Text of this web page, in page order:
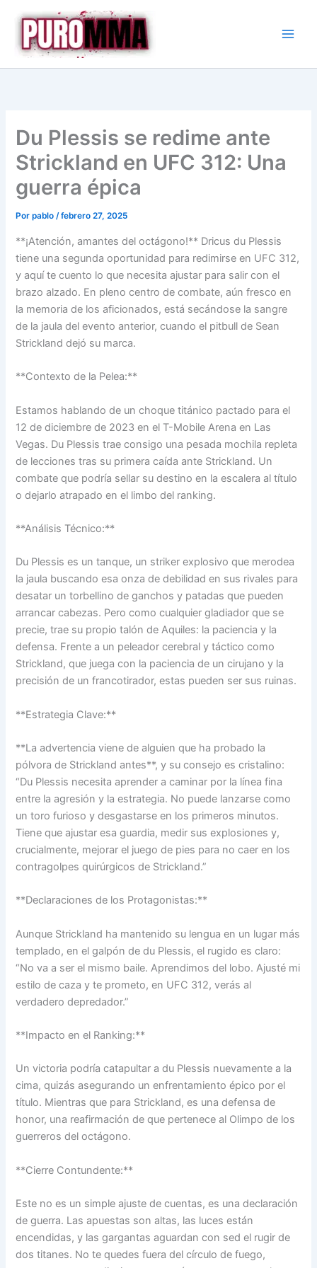
contenido
Du Plessis se redime ante
Strickland en UFC 312: Una
guerra épica
Porpablo/febrero 27, 2025
**¡Atención, amantes del octágono!** Dricus du Plessis
tiene una segunda oportunidad para redimirse en UFC 312,
y aquí te cuento lo que necesita ajustar para salir con el
brazo alzado. En pleno centro de combate, aún fresco en
la memoria de los aficionados, está secándose la sangre
de la jaula del evento anterior, cuando el pitbull de Sean
Strickland dejó su marca.
**Contexto de la Pelea:**
Estamos hablando de un choque titánico pactado para el
12 de diciembre de 2023 en el T-Mobile Arena en Las
Vegas. Du Plessis trae consigo una pesada mochila repleta
de lecciones tras su primera caída ante Strickland. Un
combate que podría sellar su destino en la escalera al título
o dejarlo atrapado en el limbo del ranking.
**Análisis Técnico:**
Du Plessis es un tanque, un striker explosivo que merodea
la jaula buscando esa onza de debilidad en sus rivales para
desatar un torbellino de ganchos y patadas que pueden
arrancar cabezas. Pero como cualquier gladiador que se
precie, trae su propio talón de Aquiles: la paciencia y la
defensa. Frente a un peleador cerebral y táctico como
Strickland, que juega con la paciencia de un cirujano y la
precisión de un francotirador, estas pueden ser sus ruinas.
**Estrategia Clave:**
**La advertencia viene de alguien que ha probado la
pólvora de Strickland antes**, y su consejo es cristalino:
“Du Plessis necesita aprender a caminar por la línea fina
entre la agresión y la estrategia. No puede lanzarse como
un toro furioso y desgastarse en los primeros minutos.
Tiene que ajustar esa guardia, medir sus explosiones y,
crucialmente, mejorar el juego de pies para no caer en los
contragolpes quirúrgicos de Strickland.”
**Declaraciones de los Protagonistas:**
Aunque Strickland ha mantenido su lengua en un lugar más
templado, en el galpón de du Plessis, el rugido es claro:
“No va a ser el mismo baile. Aprendimos del lobo. Ajusté mi
estilo de caza y te prometo, en UFC 312, verás al
verdadero depredador.”
**Impacto en el Ranking:**
Un victoria podría catapultar a du Plessis nuevamente a la
cima, quizás asegurando un enfrentamiento épico por el
título. Mientras que para Strickland, es una defensa de
honor, una reafirmación de que pertenece al Olimpo de los
guerreros del octágono.
**Cierre Contundente:**
Este no es un simple ajuste de cuentas, es una declaración
de guerra. Las apuestas son altas, las luces están
encendidas, y las gargantas aguardan con sed el rugir de
dos titanes. No te quedes fuera del círculo de fuego,